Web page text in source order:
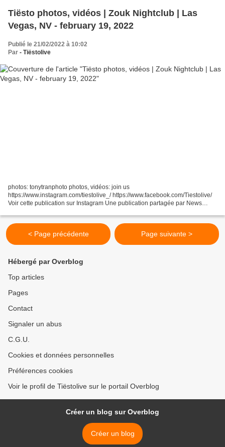
Tiësto photos, vidéos | Zouk Nightclub | Las
Vegas, NV - february 19, 2022
Publié le 21/02/2022 à 10:02
Par - Tiëstolive
photos: tonytranphoto photos, vidéos: join us
https://www.instagram.com/tiestolive_/ https://www.facebook.com/Tiestolive/
Voir cette publication sur Instagram Une publication partagée par News
< Page précédente Page suivante >
Hébergé par Overblog
Top articles
Pages
Contact
Signaler un abus
C.G.U.
Cookies et données personnelles
Préférences cookies
Voir le profil de Tiëstolive sur le portail Overblog
Créer un blog sur Overblog
Créer un blog